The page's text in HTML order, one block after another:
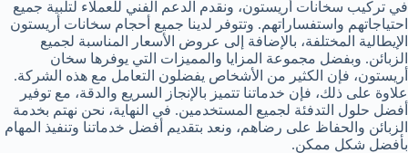
في تركيب سخانات أريستون، ونقدم الدعم الفني للعملاء لتلبية جميع
احتياجاتهم واستفساراتهم. وتتوفر لدينا جميع أحجام سخانات أريستون
الإيطالية المختلفة، بالإضافة إلى عروض الأسعار المناسبة لجميع
الزبائن. وبفضل مجموعة المزايا والمميزات التي يوفرها سخان
أريستون، فإن الكثير من الأشخاص يفضلون التعامل مع هذه الشركة.
علاوة على ذلك، فإن خدماتنا تتميز بالإنجاز السريع والدقة، مع توفير
أفضل حلول التدفئة لجميع المستخدمين. في النهاية، نحن نهتم بخدمة
الزبائن والحفاظ على رضاهم، ونعد بتقديم أفضل خدماتنا وتنفيذ المهام
بأفضل شكل ممكن.